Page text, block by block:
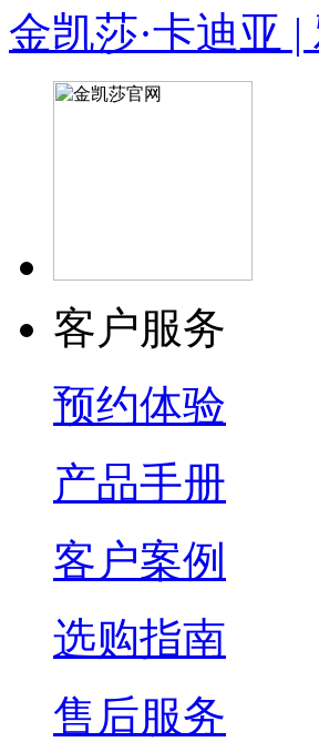
金凯莎·卡迪亚
客户服务
预约体验
产品手册
客户案例
选购指南
售后服务